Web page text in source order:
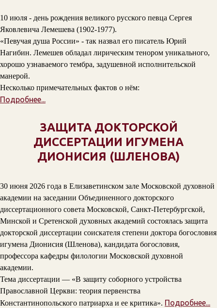
10 июля - день рождения великого русского певца Сергея
Яковлевича Лемешева (1902-1977).
«Певучая душа России» - так назвал его писатель Юрий
Нагибин. Лемешев обладал лирическим тенором уникального,
хорошо узнаваемого тембра, задушевной исполнительской
манерой.
Несколько примечательных фактов о нём:
Подробнее...
ЗАЩИТА ДОКТОРСКОЙ
ДИССЕРТАЦИИ ИГУМЕНА
ДИОНИСИЯ (ШЛЕНОВА)
30 июня 2026 года в Елизаветинском зале Московской духовной
академии на заседании Объединенного докторского
диссертационного совета Московской, Санкт-Петербургской,
Минской и Сретенской духовных академий состоялась защита
докторской диссертации соискателя степени доктора богословия
игумена Дионисия (Шленова), кандидата богословия,
профессора кафедры филологии Московской духовной
академии.
Тема диссертации — «В защиту соборного устройства
Православной Церкви: теория первенства
Константинопольского патриарха и ее критика». Подробнее...